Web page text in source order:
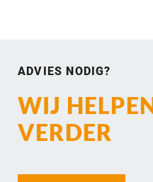
ADVIES NODIG?
WIJ
VERDER